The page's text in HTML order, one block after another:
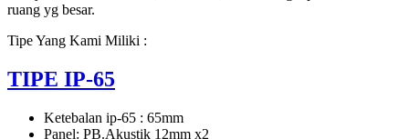
ruang yg besar.
Tipe Yang Kami Miliki :
TIPE IP-65
Ketebalan ip-65 : 65mm
Panel: PB.Akustik 12mm x2